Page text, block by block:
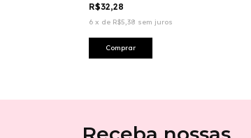
R$32,28
6 x de R$5,38 sem juros